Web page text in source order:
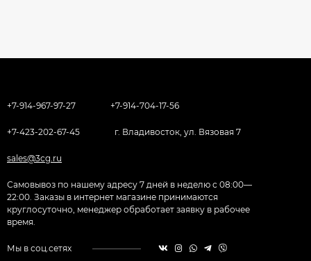
+7-914-967-97-27 +7-914-704-17-56
+7-423-202-67-45 г. Владивосток, ул. Вязовая 7
sales@3cg.ru
Самовывоз по нашему адресу 7 дней в неделю с 08:00—
22:00. Заказы в интернет магазине принимаются
круглосуточно, менеджер обработает заявку в рабочее
время.
Мы в соц.сетях